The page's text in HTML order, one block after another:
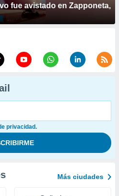
fue avistado en Zapponeta,
privacidad.
Más ciudades